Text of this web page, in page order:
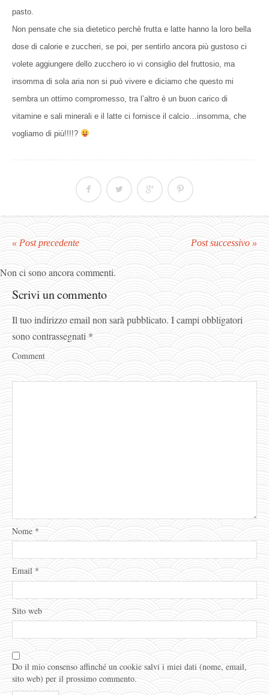
pasto.
Non pensate che sia dietetico perchè frutta e latte hanno la loro bella
dose di calorie e zuccheri, se poi, per sentirlo ancora più gustoso ci
volete aggiungere dello zucchero io vi consiglio del fruttosio, ma
insomma di sola aria non si può vivere e diciamo che questo mi
sembra un ottimo compromesso, tra l’altro è un buon carico di
vitamine e sali minerali e il latte ci fornisce il calcio…insomma, che
vogliamo di più!!!!?
« Post precedente Post successivo »
Non ci sono ancora commenti.
Scrivi un commento
Il tuo indirizzo email non sarà pubblicato. I campi obbligatori
sono contrassegnati *
Comment
Nome *
Email *
Sito web
Do il mio consenso affinché un cookie salvi i miei dati (nome, email,
sito web) per il prossimo commento.